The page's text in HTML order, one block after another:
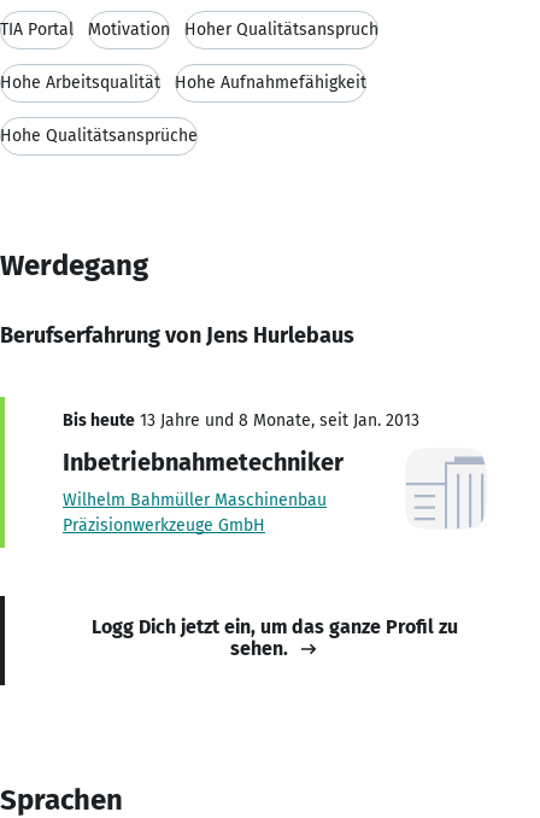
TIA Portal Motivation Hoher Qualitätsanspruch
Hohe Arbeitsqualität Hohe Aufnahmefähigkeit
Hohe Qualitätsansprüche
Werdegang
Berufserfahrung von Jens Hurlebaus
Bis heute 13 Jahre und 8 Monate, seit Jan. 2013
Inbetriebnahmetechniker
Wilhelm Bahmüller Maschinenbau
Präzisionwerkzeuge GmbH
Logg Dich jetzt ein, um das ganze Profil zu
sehen.
Sprachen